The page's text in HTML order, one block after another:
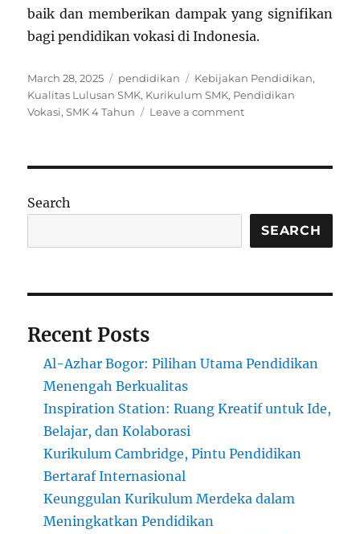
baik dan memberikan dampak yang signifikan
bagi pendidikan vokasi di Indonesia.
Posted
on
March 28, 2025 Categories
pendidikan Tags
Kebijakan Pendidikan,
Kualitas Lulusan SMK, Kurikulum SMK, Pendidikan
Vokasi,SMK 4 Tahun Leave a commenton
4
Tahun:
Apa
Search
SEARCH
Recent Posts
Al-Azhar Bogor: Pilihan Utama Pendidikan
Menengah Berkualitas
Inspiration Station: Ruang Kreatif untuk Ide,
Belajar, dan Kolaborasi
Kurikulum Cambridge, Pintu Pendidikan
Bertaraf Internasional
Keunggulan Kurikulum Merdeka dalam
Meningkatkan Pendidikan